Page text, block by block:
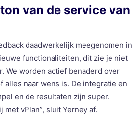
van de service van
daadwerkelijk meegenomen in
functionaliteiten, dit zie je niet
We worden actief benaderd over
alles naar wens is. De integratie en
en de resultaten zijn super.
met vPlan”, sluit Yerney af.